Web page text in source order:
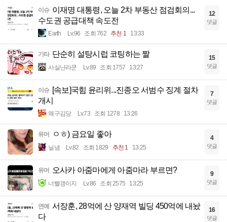
이슈 이재명 대통령, 오늘 2차 부동산 점검회의...
수도권 공급대책 속도전
Earth Lv.96 조회 762 추천 1 13:33
12
댓글
기타 단순히 설탕시럽 코팅하는 짤
사실난라쿤 Lv.89 조회 1757 13:27
15
댓글
이슈 [속보]국힘 윤리위...진종오 서범수 징계 절차
개시
왜구김당 Lv.73 조회 1278 13:26
7
댓글
유머 ㅇㅎ) 금요일 좋아
닐냄 Lv.82 조회 1829 추천 1 13:25
4
댓글
유머 오사카 아줌마에게 아줌마라 부르면?
너빨갱이지 Lv.86 조회 2575 13:25
9
댓글
연예
서장훈, 28억에 산 양재역 빌딩 450억에 내놨
다
16
댓글